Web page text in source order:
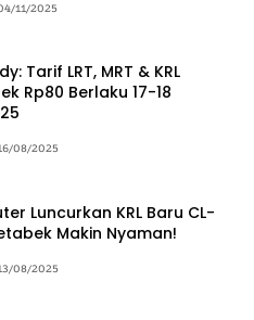
11/2025
Tarif LRT, MRT & KRL
Rp80 Berlaku 17-18
08/2025
Luncurkan KRL Baru CL-
Makin Nyaman!
08/2025